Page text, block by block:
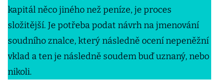
kapitál něco jiného než peníze, je proces
složitější. Je potřeba podat návrh na jmenování
soudního znalce, který následně ocení nepeněžní
vklad a ten je následně soudem buď uznaný, nebo
nikoli.